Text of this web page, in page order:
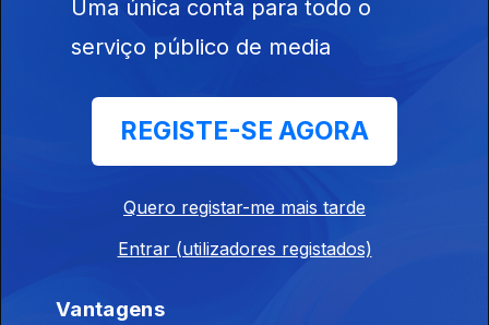
Uma única conta para todo o
serviço público de media
REGISTE-SE AGORA
Quero registar-me mais tarde
Entrar (utilizadores registados)
Vantagens